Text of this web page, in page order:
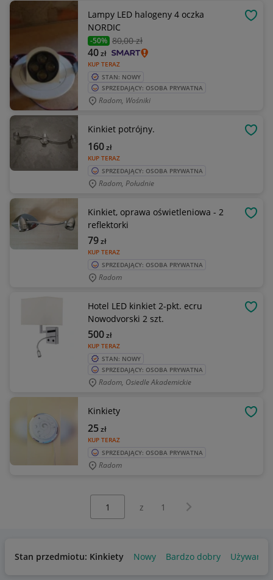
Lampy LED halogeny 4 oczka
NORDIC
-50% 80,00 zł
KUP TERAZ
40zł
STAN: NOWY
SPRZEDAJĄCY: OSOBA PRYWATNA
Radom, Wośniki
Kinkiet potrójny.
KUP TERAZ
160zł
SPRZEDAJĄCY: OSOBA PRYWATNA
Radom, Południe
Kinkiet, oprawa oświetleniowa - 2
reflektorki
KUP TERAZ
79zł
SPRZEDAJĄCY: OSOBA PRYWATNA
Radom
Hotel LED kinkiet 2-pkt. ecru
Nowodvorski 2 szt.
KUP TERAZ
500zł
STAN: NOWY
SPRZEDAJĄCY: OSOBA PRYWATNA
Radom, Osiedle Akademickie
Kinkiety
KUP TERAZ
25zł
SPRZEDAJĄCY: OSOBA PRYWATNA
Radom
z 1 Następna strona
Stan przedmiotu: Kinkiety Nowy Bardzo dobry Używany